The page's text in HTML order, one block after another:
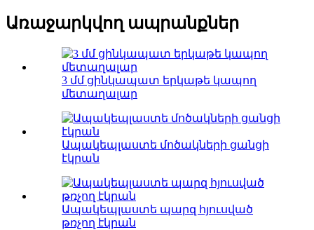
Առաջարկվող ապրանքներ
3 մմ ցինկապատ երկաթե կապող
մետաղալար
Ապակեպլաստե մոծակների ցանցի
էկրան
Ապակեպլաստե պարզ հյուսված
թռչող էկրան